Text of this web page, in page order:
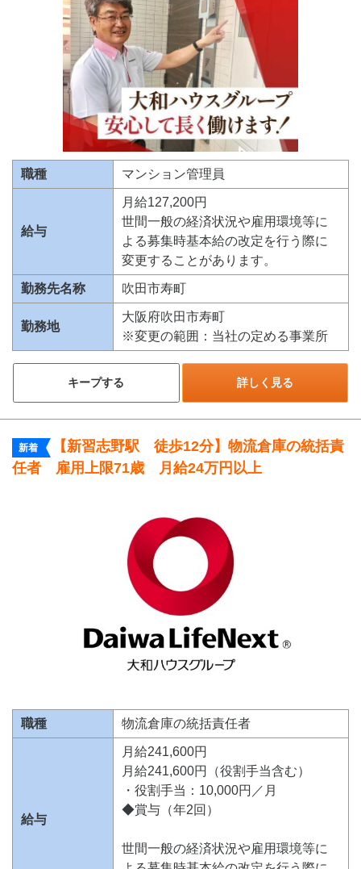
職種 マンション管理員
給与
月給127,200円
世間一般の経済状況や雇用環境等に
よる募集時基本給の改定を行う際に
変更することがあります。
勤務先名称 吹田市寿町
勤務地
大阪府吹田市寿町
※変更の範囲：当社の定める事業所
キープする 詳しく見る
新着
【新習志野駅 徒歩12分】物流倉庫の統括責
任者 雇用上限71歳 月給24万円以上
職種 物流倉庫の統括責任者
給与
月給241,600円
月給241,600円（役割手当含む）
・役割手当：10,000円／月
◆賞与（年2回）
世間一般の経済状況や雇用環境等に